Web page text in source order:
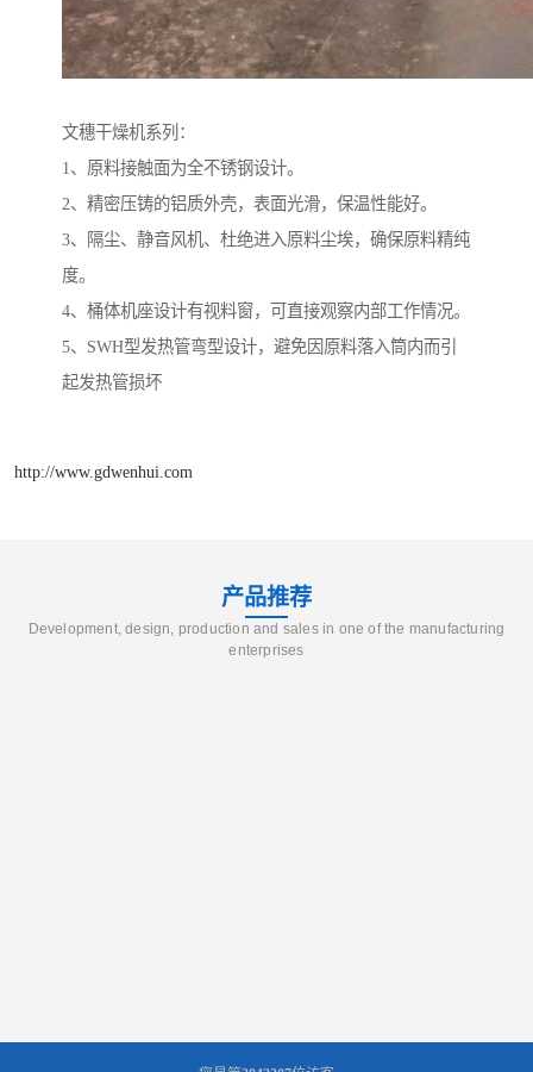
文穗干燥机系列：
1、原料接触面为全不锈钢设计。
2、精密压铸的铝质外壳，表面光滑，保温性能好。
3、隔尘、静音风机、杜绝进入原料尘埃，确保原料精纯
度。
4、桶体机座设计有视料窗，可直接观察内部工作情况。
5、SWH型发热管弯型设计，避免因原料落入筒内而引
起发热管损坏
http://www.gdwenhui.com
产品推荐
Development, design, production and sales in one of the manufacturing
enterprises